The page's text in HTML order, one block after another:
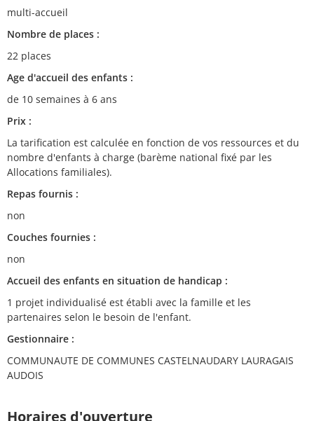
multi-accueil
Nombre de places :
22 places
Age d'accueil des enfants :
de 10 semaines à 6 ans
Prix :
La tarification est calculée en fonction de vos ressources et du
nombre d'enfants à charge (barème national fixé par les
Allocations familiales).
Repas fournis :
non
Couches fournies :
non
Accueil des enfants en situation de handicap :
1 projet individualisé est établi avec la famille et les
partenaires selon le besoin de l'enfant.
Gestionnaire :
COMMUNAUTE DE COMMUNES CASTELNAUDARY LAURAGAIS
AUDOIS
Horaires d'ouverture